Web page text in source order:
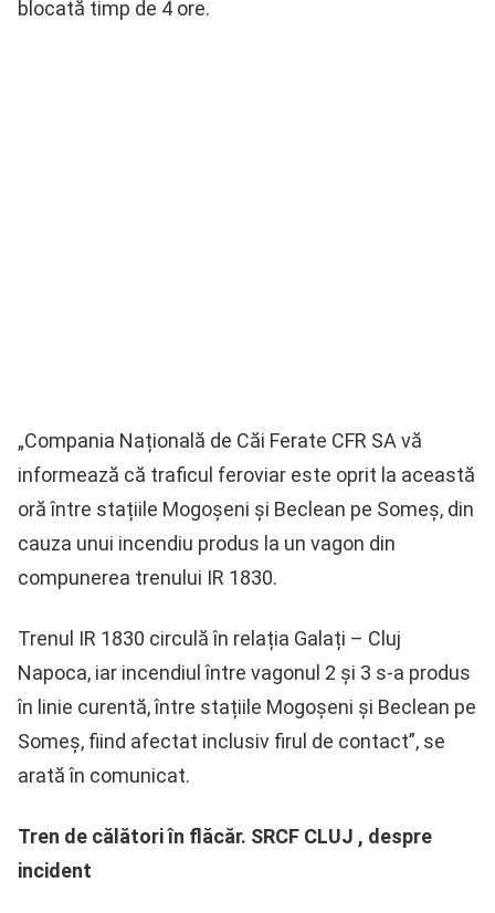
blocată timp de 4 ore.
„Compania Națională de Căi Ferate CFR SA vă
informează că traficul feroviar este oprit la această
oră între stațiile Mogoșeni și Beclean pe Someș, din
cauza unui incendiu produs la un vagon din
compunerea trenului IR 1830.
Trenul IR 1830 circulă în relația Galați – Cluj
Napoca, iar incendiul între vagonul 2 și 3 s-a produs
în linie curentă, între stațiile Mogoșeni și Beclean pe
Someș, fiind afectat inclusiv firul de contact”, se
arată în comunicat.
Tren de călători în flăcăr. SRCF CLUJ , despre
incident